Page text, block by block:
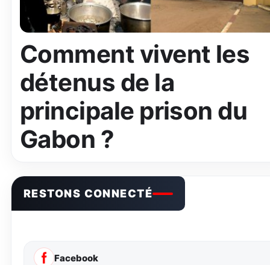
Comment vivent les
détenus de la
principale prison du
Gabon ?
RESTONS CONNECTÉ
Facebook